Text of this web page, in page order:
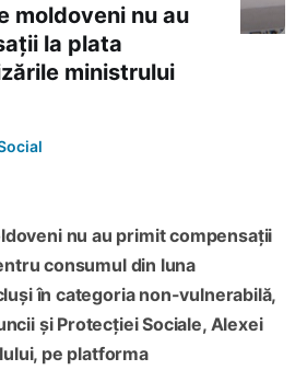
moldoveni nu au
la plata
ministrului
nu au primit compensații
consumul din luna
în categoria non-vulnerabilă,
și Protecției Sociale, Alexei
pe platforma